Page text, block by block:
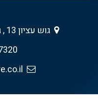
גוש עציון 13 , גבעת שמואל 5403013